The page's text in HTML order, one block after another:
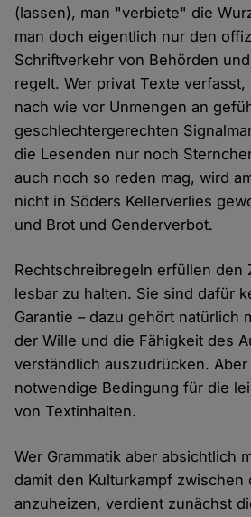
(lassen), man "verbiete" die
man doch eigentlich nur den
Schriftverkehr von Behörden
regelt. Wer privat Texte verfasst,
nach wie vor Unmengen an
geschlechtergerechten
die Lesenden nur noch
auch noch so reden mag, wird
nicht in Söders Kellerverlies
und Brot und Genderverbot.
Rechtschreibregeln erfüllen den
lesbar zu halten. Sie sind dafür
Garantie – dazu gehört natürlich
der Wille und die Fähigkeit des
verständlich auszudrücken.
notwendige Bedingung für die
von Textinhalten.
Wer Grammatik aber absichtlich
damit den Kulturkampf zwischen
anzuheizen, verdient zunächst